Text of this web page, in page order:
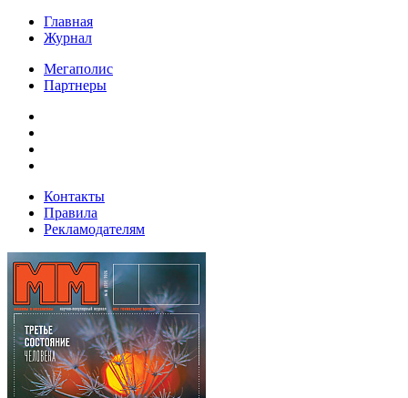
Главная
Журнал
Мегаполис
Партнеры
Контакты
Правила
Рекламодателям